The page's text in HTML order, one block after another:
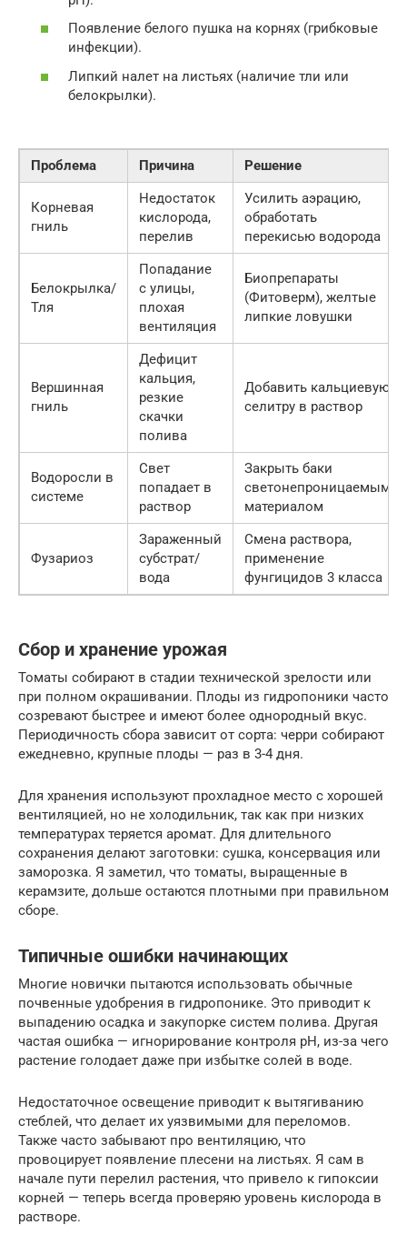
Появление белого пушка на корнях (грибковые
инфекции).
Липкий налет на листьях (наличие тли или
белокрылки).
Проблема Причина Решение
Корневая
гниль
Недостаток
кислорода,
перелив
Усилить аэрацию,
обработать
перекисью водорода
Белокрылка/
Тля
Попадание
с улицы,
плохая
вентиляция
Биопрепараты
(Фитоверм), желтые
липкие ловушки
Вершинная
гниль
Дефицит
кальция,
резкие
скачки
полива
Добавить кальциевую
селитру в раствор
Водоросли в
системе
Свет
попадает в
раствор
Закрыть баки
светонепроницаемым
материалом
Фузариоз
Зараженный
субстрат/
вода
Смена раствора,
применение
фунгицидов 3 класса
Сбор и хранение урожая
Томаты собирают в стадии технической зрелости или
при полном окрашивании. Плоды из гидропоники часто
созревают быстрее и имеют более однородный вкус.
Периодичность сбора зависит от сорта: черри собирают
ежедневно, крупные плоды — раз в 3-4 дня.
Для хранения используют прохладное место с хорошей
вентиляцией, но не холодильник, так как при низких
температурах теряется аромат. Для длительного
сохранения делают заготовки: сушка, консервация или
заморозка. Я заметил, что томаты, выращенные в
керамзите, дольше остаются плотными при правильном
сборе.
Типичные ошибки начинающих
Многие новички пытаются использовать обычные
почвенные удобрения в гидропонике. Это приводит к
выпадению осадка и закупорке систем полива. Другая
частая ошибка — игнорирование контроля pH, из-за чего
растение голодает даже при избытке солей в воде.
Недостаточное освещение приводит к вытягиванию
стеблей, что делает их уязвимыми для переломов.
Также часто забывают про вентиляцию, что
провоцирует появление плесени на листьях. Я сам в
начале пути перелил растения, что привело к гипоксии
корней — теперь всегда проверяю уровень кислорода в
растворе.